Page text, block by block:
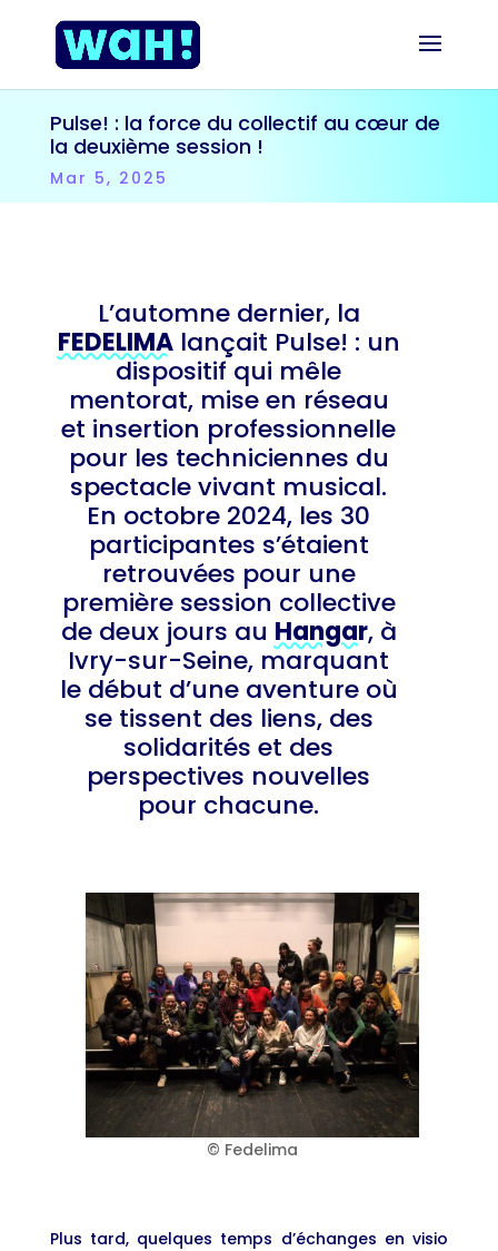
Pulse! : la force du collectif au cœur de
la deuxième session !
Mar 5, 2025
L’automne dernier, la
FEDELIMAlançait Pulse! : un
dispositif qui mêle
mentorat, mise en réseau
et insertion professionnelle
pour les techniciennes du
spectacle vivant musical.
En octobre 2024, les 30
participantes s’étaient
retrouvées pour une
première session collective
de deux jours au Hangar, à
Ivry-sur-Seine, marquant
le début d’une aventure où
se tissent des liens, des
solidarités et des
perspectives nouvelles
pour chacune.
© Fedelima
Plus tard, quelques temps d’échanges en visio